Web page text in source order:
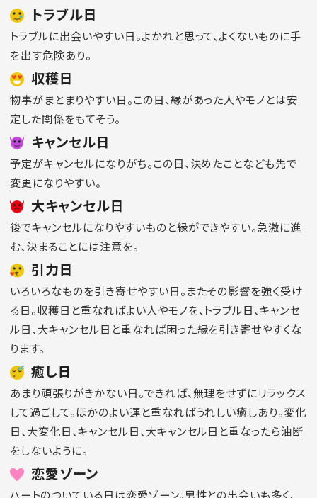
トラブル日
トラブルに出会いやすい日。よかれと思って、よくないものに手
を出す危険あり。
収穫日
物事がまとまりやすい日。この日、縁があった人やモノとは安
定した関係をもてそう。
キャンセル日
予定がキャンセルになりがち。この日、決めたことなども先で
変更になりやすい。
大キャンセル日
後でキャンセルになりやすいものと縁ができやすい。急激に進
む、決まることには注意を。
引力日
いろいろなものを引き寄せやすい日。またその影響を強く受け
る日。収穫日と重なればよい人やモノを、トラブル日、キャンセ
ル日、大キャンセル日と重なれば困った縁を引き寄せやすくな
ります。
癒し日
あまり頑張りがきかない日。できれば、無理をせずにリラックス
して過ごして。ほかのよい運と重なればうれしい癒しあり。変化
日、大変化日、キャンセル日、大キャンセル日と重なったら油断
をしないように。
恋愛ゾーン
ハートのついている日は恋愛ゾーン。男性との出会いも多く、